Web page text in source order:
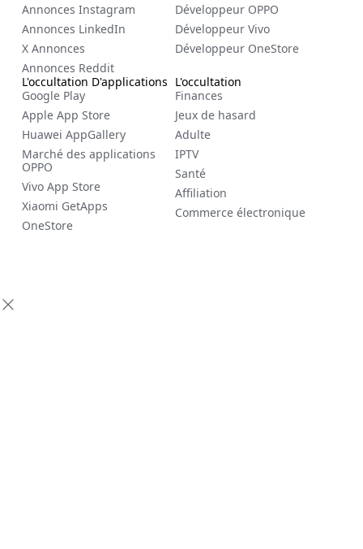
Annonces Instagram
Annonces LinkedIn
X Annonces
Annonces Reddit
L'occultation
Finances
Jeux de hasard
Adulte
IPTV
Santé
Affiliation
Commerce électronique
Développeur OPPO
Développeur Vivo
Développeur OneStore
L'occultation D'applications
Google Play
Apple App Store
Huawei AppGallery
Marché des applications
OPPO
Vivo App Store
Xiaomi GetApps
OneStore